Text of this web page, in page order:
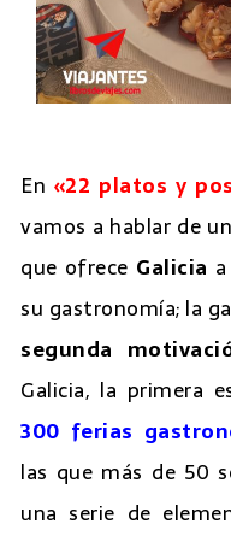
En «22 platos y
vamos a hablar de
que ofrece Galicia
su gastronomía; la
segunda
Galicia, la primera
300 ferias
las que más de 50
una serie de